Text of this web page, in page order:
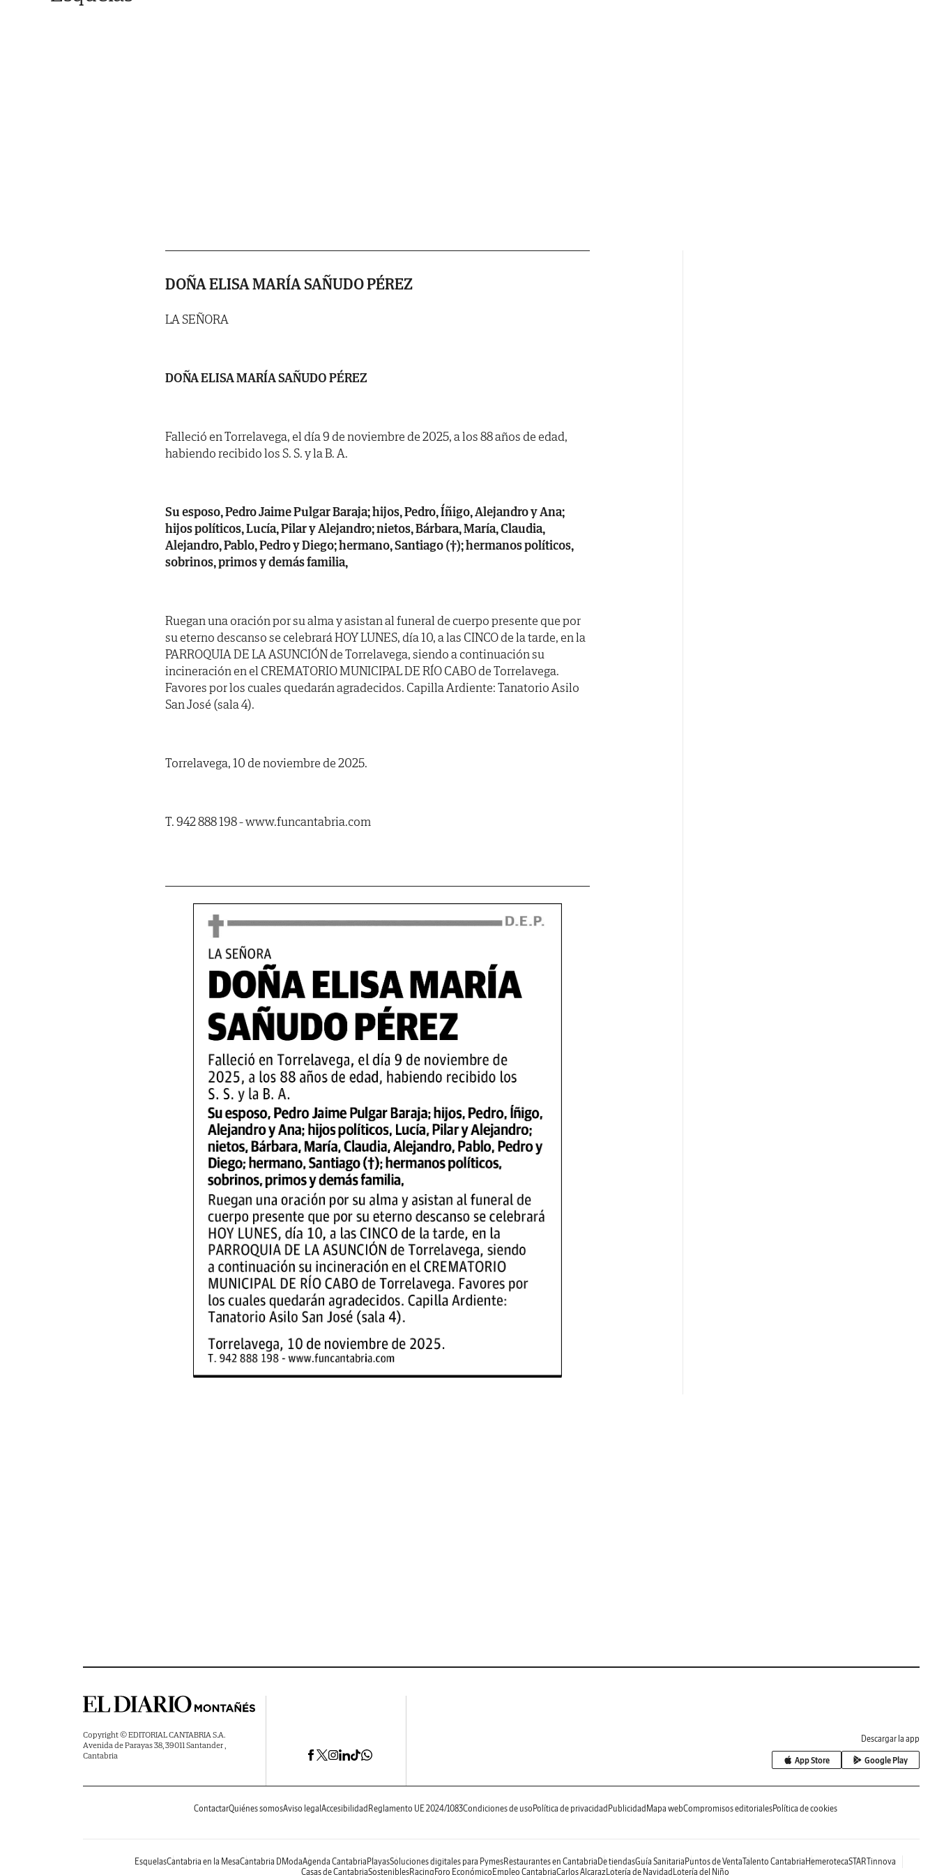
DOÑA ELISA MARÍA SAÑUDO PÉREZ
LA SEÑORA
DOÑA ELISA MARÍA SAÑUDO PÉREZ
Falleció en Torrelavega, el día 9 de noviembre de 2025, a los 88 años de edad,
habiendo recibido los S. S. y la B. A.
Su esposo, Pedro Jaime Pulgar Baraja; hijos, Pedro, Íñigo, Alejandro y Ana;
hijos políticos, Lucía, Pilar y Alejandro; nietos, Bárbara, María, Claudia,
Alejandro, Pablo, Pedro y Diego; hermano, Santiago (†); hermanos políticos,
sobrinos, primos y demás familia,
Ruegan una oración por su alma y asistan al funeral de cuerpo presente que por
su eterno descanso se celebrará HOY LUNES, día 10, a las CINCO de la tarde, en la
PARROQUIA DE LA ASUNCIÓN de Torrelavega, siendo a continuación su
incineración en el CREMATORIO MUNICIPAL DE RÍO CABO de Torrelavega.
Favores por los cuales quedarán agradecidos. Capilla Ardiente: Tanatorio Asilo
San José (sala 4).
Torrelavega, 10 de noviembre de 2025.
T. 942 888 198 - www.funcantabria.com
Copyright © EDITORIAL CANTABRIA S.A.
Avenida de Parayas 38, 39011 Santander ,
Cantabria
Descargar la app
App Store Google Play
ContactarQuiénes somosAviso legal Accesibilidad Reglamento UE 2024/1083Condiciones de uso Política de privacidad Publicidad Mapa webCompromisos editorialesPolítica de cookies
EsquelasCantabria en la MesaCantabria DModaAgenda Cantabria PlayasSoluciones digitales para PymesRestaurantes en Cantabria De tiendasGuía Sanitaria Puntos de VentaTalento Cantabria HemerotecaSTARTinnova
Casas de CantabriaSosteniblesRacing Foro Económico Empleo CantabriaCarlos AlcarazLotería de Navidad Lotería del Niño